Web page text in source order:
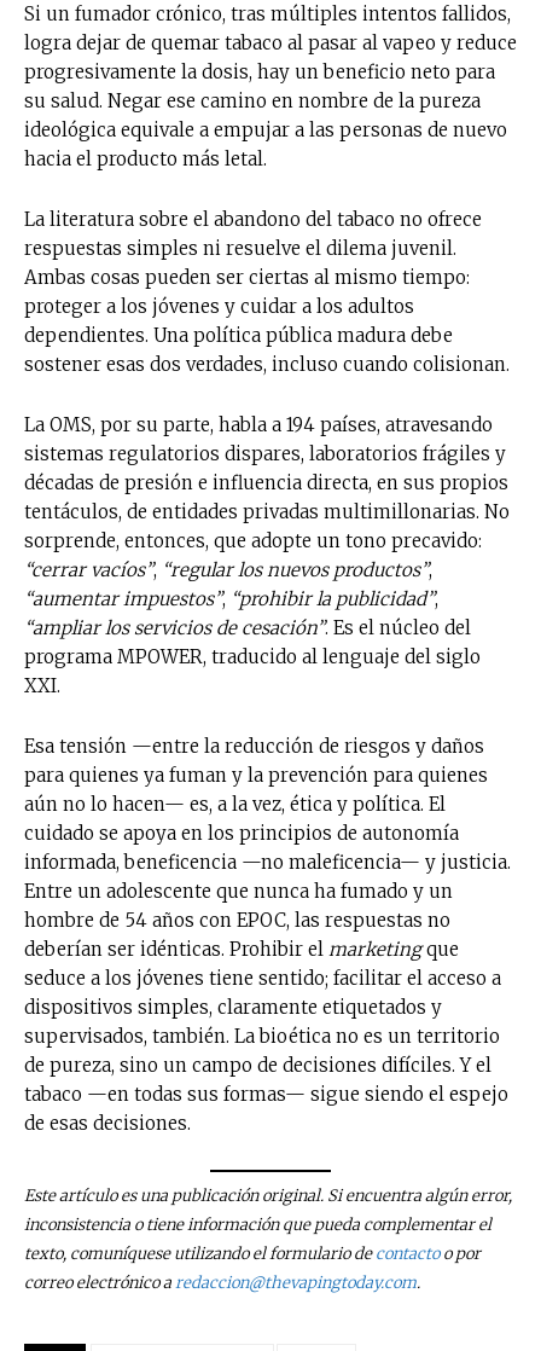
No te pierdas de las
últimas noticias
reducción de daños en tu correo
electrónico.
Subscribe to our daily clipping and
receive all the news of vaping and
tobacco harm reduction in your email.
SUBSCRIBIRSE
Si un fumador crónico, tras múltiples intentos fallidos,
logra dejar de quemar tabaco al pasar al vapeo y reduce
progresivamente la dosis, hay un beneficio neto para
su salud. Negar ese camino en nombre de la pureza
ideológica equivale a empujar a las personas de nuevo
hacia el producto más letal.
La literatura sobre el abandono del tabaco no ofrece
respuestas simples ni resuelve el dilema juvenil.
Ambas cosas pueden ser ciertas al mismo tiempo:
proteger a los jóvenes y cuidar a los adultos
dependientes. Una política pública madura debe
sostener esas dos verdades, incluso cuando colisionan.
La OMS, por su parte, habla a 194 países, atravesando
sistemas regulatorios dispares, laboratorios frágiles y
décadas de presión e influencia directa, en sus propios
tentáculos, de entidades privadas multimillonarias. No
sorprende, entonces, que adopte un tono precavido:
“cerrar vacíos”, “regular los nuevos productos”,
“aumentar impuestos”, “prohibir la publicidad”,
“ampliar los servicios de cesación”. Es el núcleo del
programa MPOWER, traducido al lenguaje del siglo
XXI.
Esa tensión —entre la reducción de riesgos y daños
para quienes ya fuman y la prevención para quienes
aún no lo hacen— es, a la vez, ética y política. El
cuidado se apoya en los principios de autonomía
informada, beneficencia —no maleficencia— y justicia.
Entre un adolescente que nunca ha fumado y un
hombre de 54 años con EPOC, las respuestas no
deberían ser idénticas. Prohibir el marketingque
seduce a los jóvenes tiene sentido; facilitar el acceso a
dispositivos simples, claramente etiquetados y
supervisados, también. La bioética no es un territorio
de pureza, sino un campo de decisiones difíciles. Y el
tabaco —en todas sus formas— sigue siendo el espejo
de esas decisiones.
Este artículo es una publicación original. Si encuentra algún error,
inconsistencia o tiene información que pueda complementar el
texto, comuníquese utilizando el formulario decontactoo por
correo electrónico aredaccion@thevapingtoday.com.